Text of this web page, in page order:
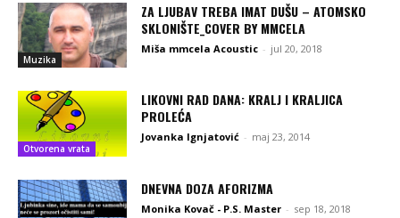
Muzika
ZA LJUBAV TREBA IMAT DUŠU – ATOMSKO
SKLONIŠTE_COVER BY MMCELA
Miša mmcela Acoustic - jul 20, 2018
Otvorena vrata
LIKOVNI RAD DANA: KRALJ I KRALJICA
PROLEĆA
Jovanka Ignjatović - maj 23, 2014
DNEVNA DOZA AFORIZMA
Monika Kovač - P.S. Master - sep 18, 2018